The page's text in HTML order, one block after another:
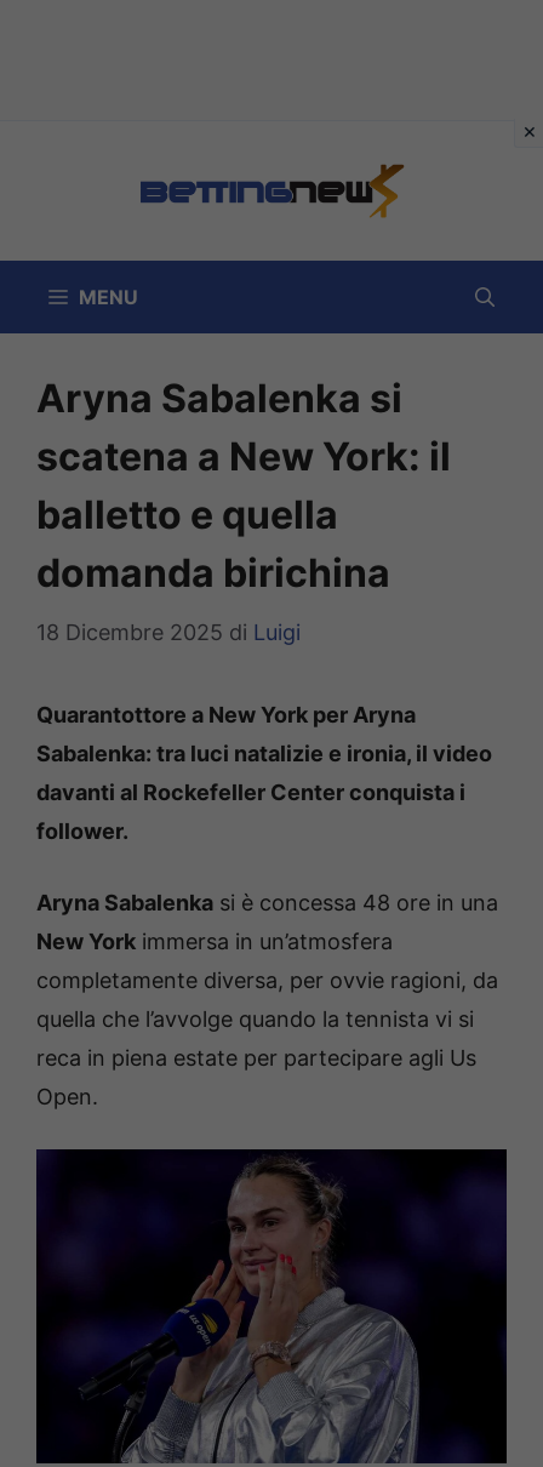
MENU
Aryna Sabalenka si
scatena a New York: il
balletto e quella
domanda birichina
18 Dicembre 2025 di Luigi
Quarantottore a New York per Aryna
Sabalenka: tra luci natalizie e ironia, il video
davanti al Rockefeller Center conquista i
follower.
Aryna Sabalenka si è concessa 48 ore in una
New York immersa in un’atmosfera
completamente diversa, per ovvie ragioni, da
quella che l’avvolge quando la tennista vi si
reca in piena estate per partecipare agli Us
Open.